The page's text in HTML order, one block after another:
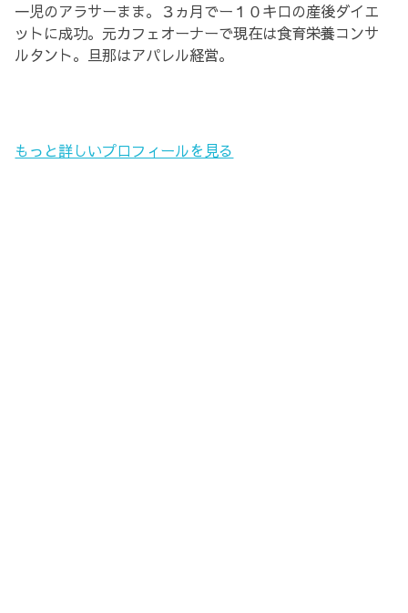
一児のアラサーまま。３ヵ月でー１０キロの産後ダイエ
ットに成功。元カフェオーナーで現在は食育栄養コンサ
ルタント。旦那はアパレル経営。
もっと詳しいプロフィールを見る